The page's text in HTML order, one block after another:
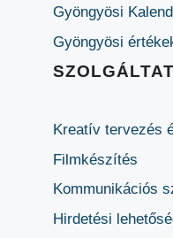
Gyöngyösi
Gyöngyösi
Kreatív tervezés
Filmkészítés
Kommunikációs
Hirdetési